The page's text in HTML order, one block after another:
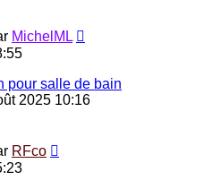
MichelML
pour salle de bain
2025 10:16
RFco